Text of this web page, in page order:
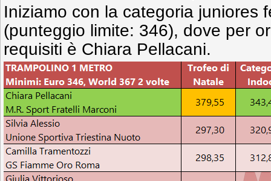
Iniziamo con la categoria juniores
(punteggio limite: 346), dove per
requisiti è Chiara Pellacani.